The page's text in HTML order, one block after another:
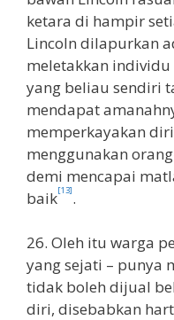
ketara di hampir
Lincoln dilapurkan
meletakkan
yang beliau sendiri
mendapat
memperkayakan
menggunakan
demi mencapai
baik[13].
26. Oleh itu warga
yang sejati – punya
tidak boleh dijual
diri, disebabkan